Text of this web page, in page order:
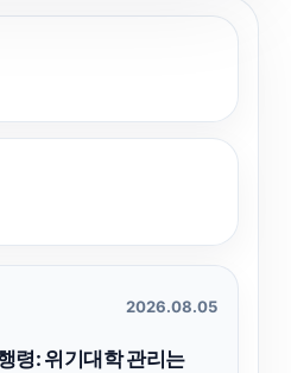
2026.08.05
령: 위기대학 관리는